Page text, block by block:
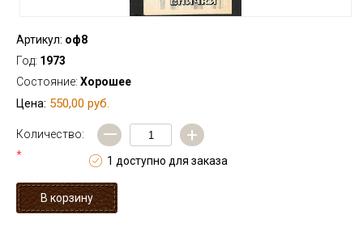
Артикул: оф8
Год: 1973
Состояние: Хорошее
Цена: 550,00 руб.
Количество:
*
— +
1 доступно для заказа